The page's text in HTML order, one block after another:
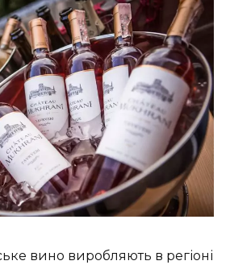
вино виробляють в регіоні